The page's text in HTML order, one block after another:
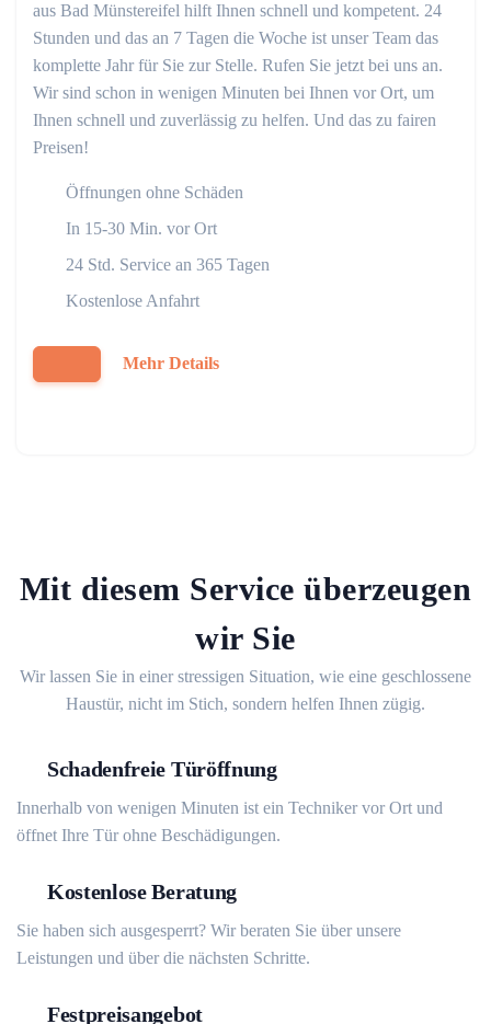
aus Bad Münstereifel hilft Ihnen schnell und kompetent. 24
Stunden und das an 7 Tagen die Woche ist unser Team das
komplette Jahr für Sie zur Stelle. Rufen Sie jetzt bei uns an.
Wir sind schon in wenigen Minuten bei Ihnen vor Ort, um
Ihnen schnell und zuverlässig zu helfen. Und das zu fairen
Preisen!
Öffnungen ohne Schäden
In 15-30 Min. vor Ort
24 Std. Service an 365 Tagen
Kostenlose Anfahrt
Mehr Details
Mit diesem Service überzeugen
wir Sie
Wir lassen Sie in einer stressigen Situation, wie eine geschlossene
Haustür, nicht im Stich, sondern helfen Ihnen zügig.
Schadenfreie Türöffnung
Innerhalb von wenigen Minuten ist ein Techniker vor Ort und
öffnet Ihre Tür ohne Beschädigungen.
Kostenlose Beratung
Sie haben sich ausgesperrt? Wir beraten Sie über unsere
Leistungen und über die nächsten Schritte.
Festpreisangebot